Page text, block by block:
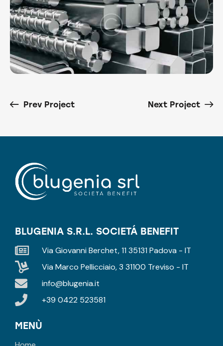
Prev Project Next Project
BLUGENIA S.R.L. SOCIETÁ BENEFIT
Via Giovanni Berchet, 11 35131 Padova - IT
Via Marco Pellicciaio, 3 31100 Treviso - IT
info@blugenia.it
+39 0422 523581
MENÙ